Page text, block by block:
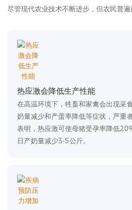
尽管现代农业技术不断进步，但农民普遍
热应激会降低生产性能
在高温环境下，牲畜和家禽会出现采
奶量减少和产蛋率降低等症状，严重
表明，热应激可使母猪受孕率降低
日产奶量减少3-5公斤。